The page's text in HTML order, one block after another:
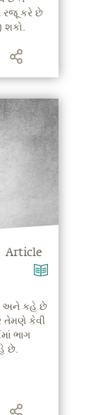
રજૂ કરે છે
શકો.
Article
છે અને કહે છે
ભાગ
છે.